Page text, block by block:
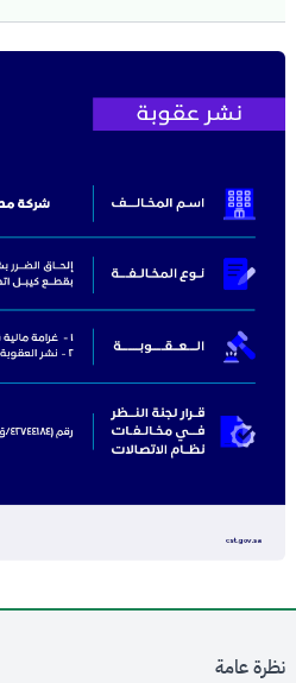
نظرة عامة